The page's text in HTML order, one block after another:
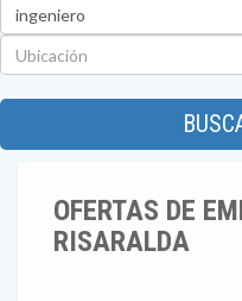
OFERTAS DE
RISARALDA